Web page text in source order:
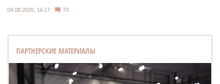
04.08.2026, 16:17 73
ПАРТНЕРСКИЕ МАТЕРИАЛЫ